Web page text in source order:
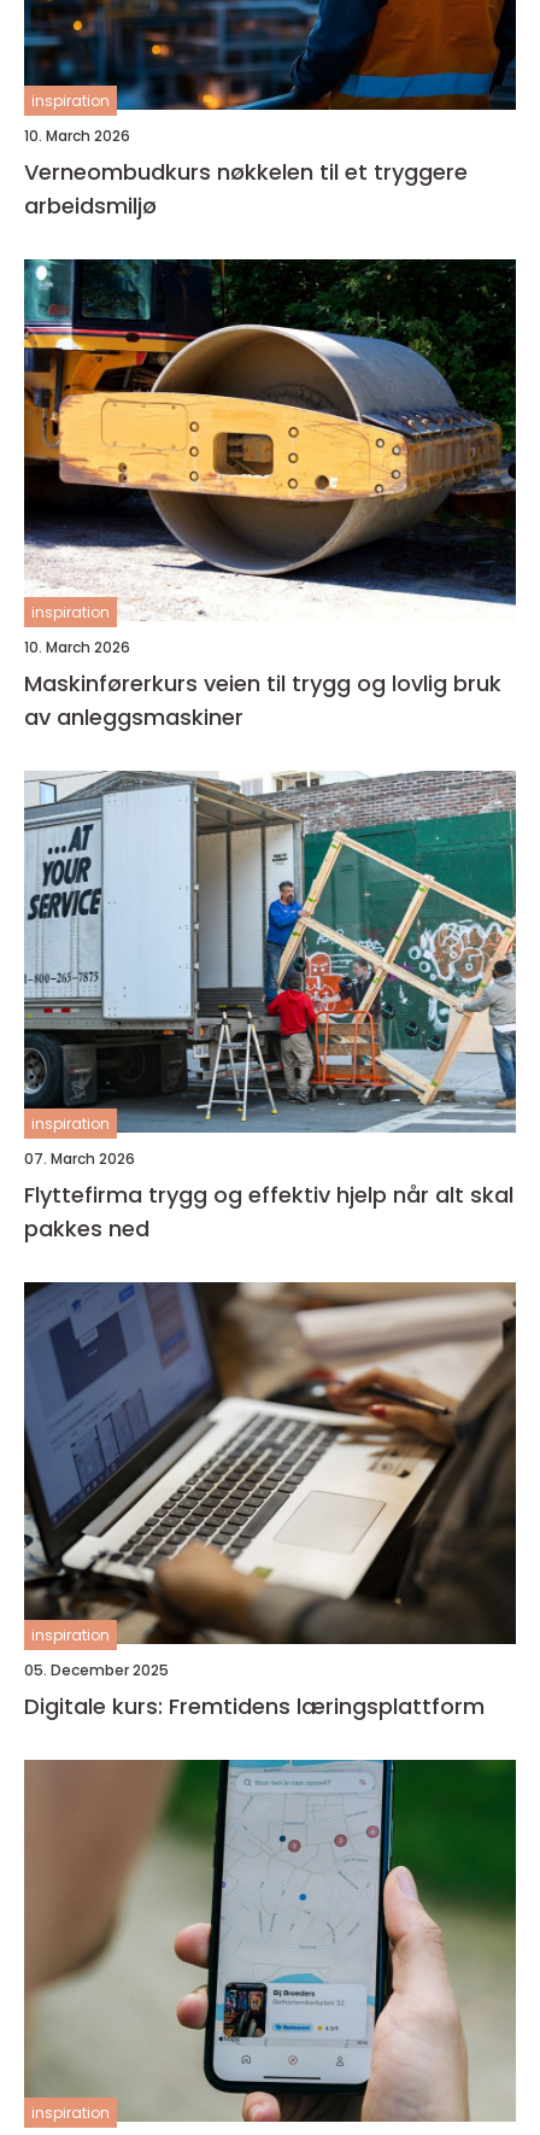
inspiration
10. March 2026
Verneombudkurs nøkkelen til et tryggere
arbeidsmiljø
inspiration
10. March 2026
Maskinførerkurs veien til trygg og lovlig bruk
av anleggsmaskiner
inspiration
07. March 2026
Flyttefirma trygg og effektiv hjelp når alt skal
pakkes ned
inspiration
05. December 2025
Digitale kurs: Fremtidens læringsplattform
inspiration